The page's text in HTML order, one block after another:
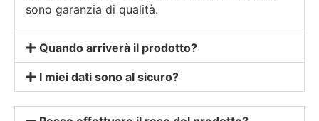
sono garanzia di qualità.
Quando arriverà il prodotto?
I miei dati sono al sicuro?